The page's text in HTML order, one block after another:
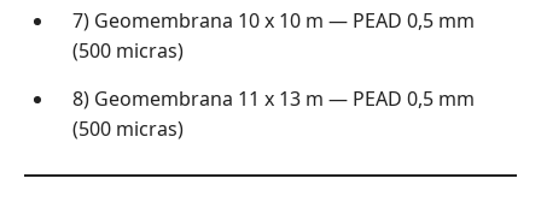
7) Geomembrana 10 x 10 m — PEAD 0,5 mm
(500 micras)
8) Geomembrana 11 x 13 m — PEAD 0,5 mm
(500 micras)